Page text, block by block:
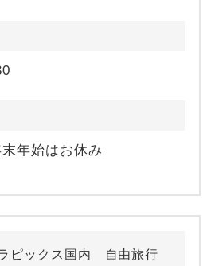
年始はお休み
ピックス国内 自由旅行